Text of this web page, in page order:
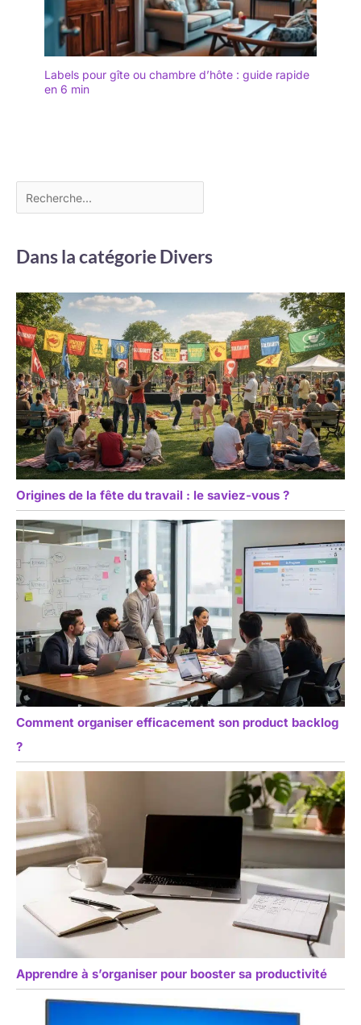
Labels pour gîte ou chambre d’hôte : guide rapide
en 6 min
Dans la catégorie Divers
Origines de la fête du travail : le saviez-vous ?
Comment organiser efficacement son product backlog
?
Apprendre à s’organiser pour booster sa productivité